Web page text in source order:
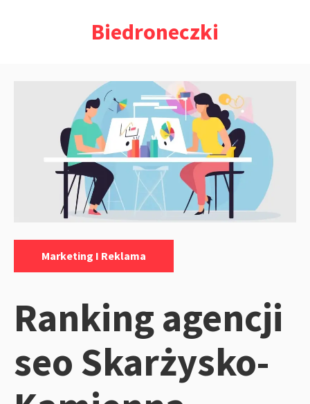
Biedroneczki
Marketing I Reklama
Ranking agencji
seo Skarżysko-